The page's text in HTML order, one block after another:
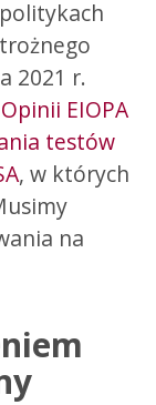
2021 r.
Opinii EIOPA
testów
, w których
na